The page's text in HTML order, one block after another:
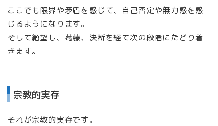
ここでも限界や矛盾を感じて、自己否定や無力感を感
じるようになります。
そして絶望し、葛藤、決断を経て次の段階にたどり着
きます。
宗教的実存
それが宗教的実存です。